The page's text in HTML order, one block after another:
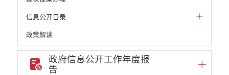
信息公开目录
政策解读
机构职能和权责清单
自然资源政务公开
政府信息公开工作年度报
告